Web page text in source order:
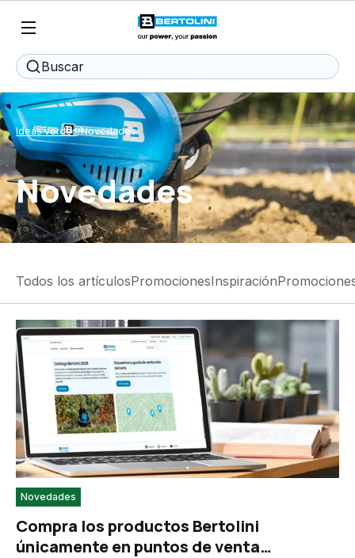
Buscar
Ideas verdes Novedades
Novedades
Todos los artículosPromocionesInspiración
Novedades
Compra los productos Bertolini
únicamente en puntos de venta